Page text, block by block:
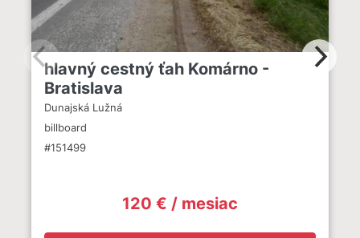
hlavný cestný ťah Komárno -
Bratislava
Dunajská Lužná
billboard
#151499
120 € / mesiac